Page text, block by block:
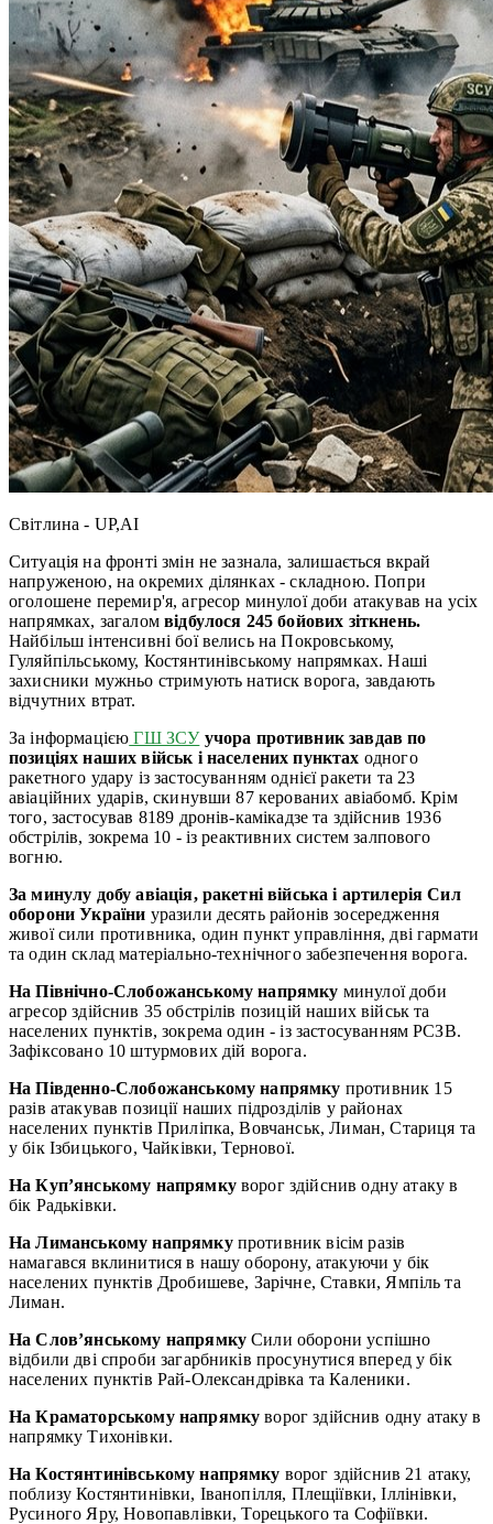
Світлина - UP,AI
Ситуація на фронті змін не зазнала, залишається вкрай
напруженою, на окремих ділянках - складною. Попри
оголошене перемир'я, агресор минулої доби атакував на усіх
напрямках, загаломвідбулося 245 бойових зіткнень.
Найбільш інтенсивні бої велись на Покровському,
Гуляйпільському, Костянтинівському напрямках. Наші
захисники мужньо стримують натиск ворога, завдають
відчутних втрат.
За інформацією ГШ ЗСУ учора противник завдав по
позиціях наших військ і населених пунктах одного
ракетного удару із застосуванням однієї ракети та 23
авіаційних ударів, скинувши 87 керованих авіабомб. Крім
того, застосував 8189 дронів-камікадзе та здійснив 1936
обстрілів, зокрема 10 - із реактивних систем залпового
вогню.
За минулу добу авіація, ракетні війська і артилерія Сил
оборони України уразили десять районів зосередження
живої сили противника, один пункт управління, дві гармати
та один склад матеріально-технічного забезпечення ворога.
На Північно-Слобожанському напрямку минулої доби
агресор здійснив 35 обстрілів позицій наших військ та
населених пунктів, зокрема один - із застосуванням РСЗВ.
Зафіксовано 10 штурмових дій ворога.
На Південно-Слобожанському напрямку противник 15
разів атакував позиції наших підрозділів у районах
населених пунктів Приліпка, Вовчанськ, Лиман, Стариця та
у бік Ізбицького, Чайківки, Тернової.
На Куп’янському напрямкуворог здійснив одну атаку в
бік Радьківки.
На Лиманському напрямкупротивник вісім разів
намагався вклинитися в нашу оборону, атакуючи у бік
населених пунктів Дробишеве, Зарічне, Ставки, Ямпіль та
Лиман.
На Слов’янському напрямкуСили оборони успішно
відбили дві спроби загарбників просунутися вперед у бік
населених пунктів Рай-Олександрівка та Каленики.
На Краматорському напрямкуворог здійснив одну атаку в
напрямку Тихонівки.
На Костянтинівському напрямку ворог здійснив 21 атаку,
поблизу Костянтинівки, Іванопілля, Плещіївки, Іллінівки,
Русиного Яру, Новопавлівки, Торецького та Софіївки.